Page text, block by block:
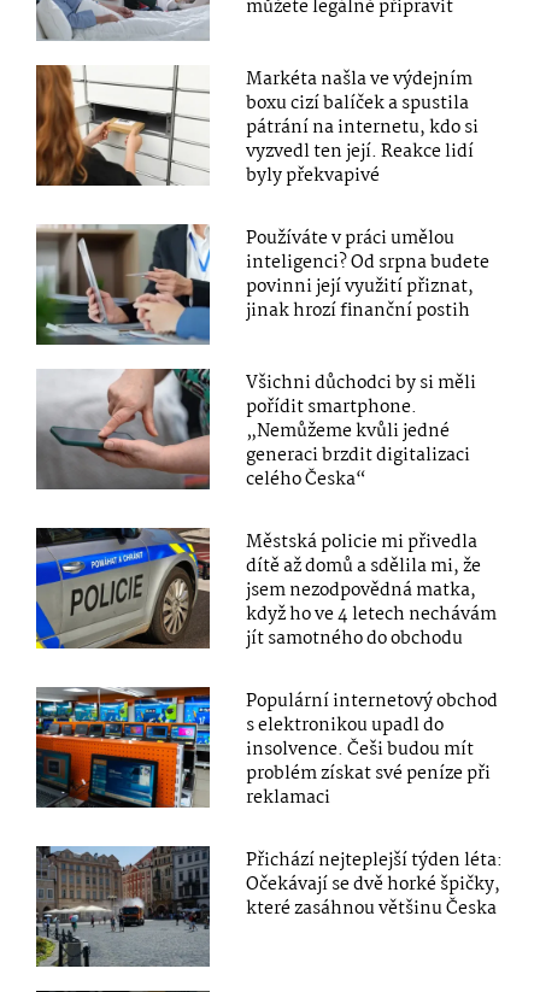
můžete legálně připravit
Markéta našla ve výdejním
boxu cizí balíček a spustila
pátrání na internetu, kdo si
vyzvedl ten její. Reakce lidí
byly překvapivé
Používáte v práci umělou
inteligenci? Od srpna budete
povinni její využití přiznat,
jinak hrozí finanční postih
Všichni důchodci by si měli
pořídit smartphone.
„Nemůžeme kvůli jedné
generaci brzdit digitalizaci
celého Česka“
Městská policie mi přivedla
dítě až domů a sdělila mi, že
jsem nezodpovědná matka,
když ho ve 4 letech nechávám
jít samotného do obchodu
Populární internetový obchod
s elektronikou upadl do
insolvence. Češi budou mít
problém získat své peníze při
reklamaci
Přichází nejteplejší týden léta:
Očekávají se dvě horké špičky,
které zasáhnou většinu Česka